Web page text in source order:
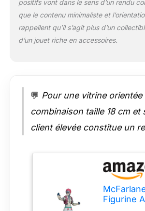
positifs vont dans le sens d’un rendu
que le contenu minimaliste et
rappellent qu’il s’agit plus d’un
d’un jouet riche en accessoires.
💬 Pour une vitrine orientée
combinaison taille 18 cm et
client élevée constitue un
Figurine